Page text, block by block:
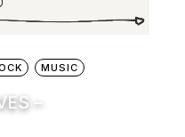
MUSIC
–